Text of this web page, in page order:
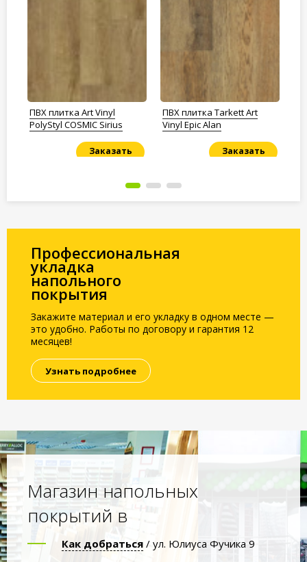
ПВХ плитка Art Vinyl
PolyStyl COSMIC Sirius
Заказать
ПВХ плитка Tarkett Art
Vinyl Epic Alan
Заказать
Профессиональная
укладка
напольного
покрытия
Закажите материал и его укладку в одном месте —
это удобно. Работы по договору и гарантия 12
месяцев!
Узнать подробнее
Магазин напольных
покрытий в
Как добраться / ул. Юлиуса Фучика 9